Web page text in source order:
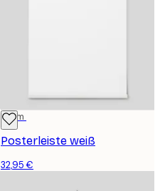
71 cm
Posterleiste weiß
32,95 €